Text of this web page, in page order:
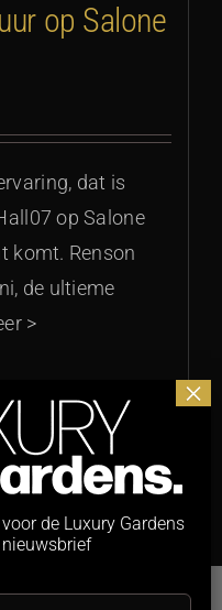
op Salone
dat is
op Salone
komt. Renson
de ultieme
>
de Luxury Gardens
nieuwsbrief